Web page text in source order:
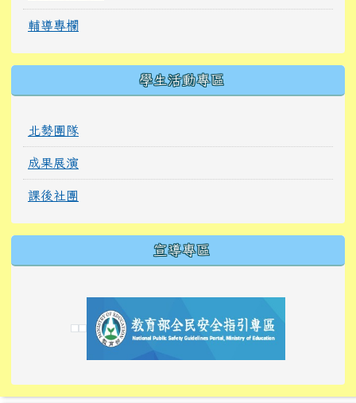
輔導專欄
學生活動專區
北勢團隊
成果展演
課後社團
宣導專區
link to https://
link to https://10000.gov.tw/
link to https://
link to https://10000.gov.tw/
link to https://
link to https://
link to https://i.win.org.tw/
link to https://
link to https://
link to https://
link to https://